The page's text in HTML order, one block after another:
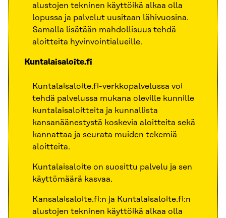
alustojen tekninen käyttöikä alkaa olla
lopussa ja palvelut uusitaan lähivuosina.
Samalla lisätään mahdollisuus tehdä
aloitteita hyvinvointialueille.
Kuntalaisaloite.fi
Kuntalaisaloite.fi-verkkopalvelussa voi
tehdä palvelussa mukana oleville kunnille
kuntalaisaloitteita ja kunnallista
kansanäänestystä koskevia aloitteita sekä
kannattaa ja seurata muiden tekemiä
aloitteita.
Kuntalaisaloite on suosittu palvelu ja sen
käyttömäärä kasvaa.
Kansalaisaloite.fi:n ja Kuntalaisaloite.fi:n
alustojen tekninen käyttöikä alkaa olla